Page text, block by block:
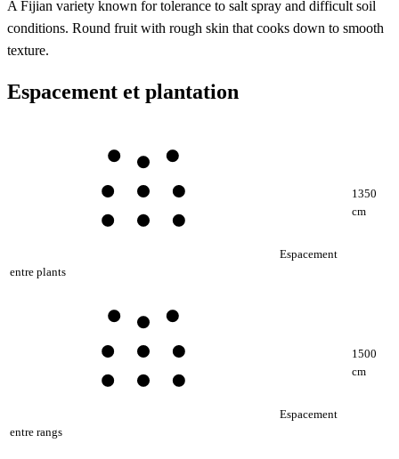
A Fijian variety known for tolerance to salt spray and difficult soil
conditions. Round fruit with rough skin that cooks down to smooth
texture.
Espacement et plantation
Espacement
entre plants
1350
cm
Espacement
entre rangs
1500
cm